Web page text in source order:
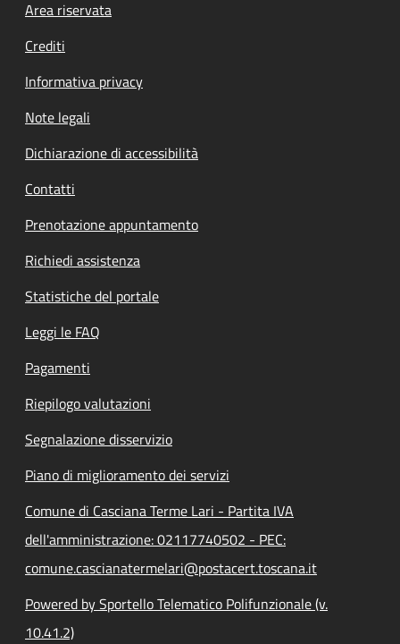
Footer menu
Area riservata
Crediti
Informativa privacy
Note legali
Dichiarazione di accessibilità
Contatti
Prenotazione appuntamento
Richiedi assistenza
Statistiche del portale
Leggi le FAQ
Pagamenti
Riepilogo valutazioni
Segnalazione disservizio
Piano di miglioramento dei servizi
Comune di Casciana Terme Lari - Partita IVA
dell'amministrazione: 02117740502 - PEC:
comune.cascianatermelari@postacert.toscana.it
Powered by Sportello Telematico Polifunzionale (v.
10.41.2)